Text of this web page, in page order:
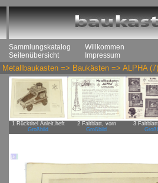
Sammlungskatalog
Seitenübersicht
Willkommen
Impressum
Metallbaukasten => Baukästen => ALPHA(7)
1 Rücktitel Anleit.heft
Großbild
2 Faltblatt, vorn
Großbild
3